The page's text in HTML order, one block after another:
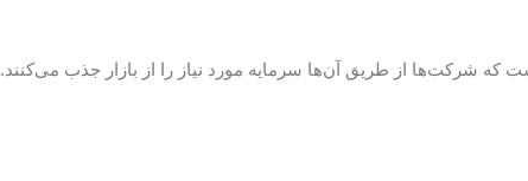
که شرکت‌ها از طریق آن‌ها سرمایه مورد نیاز را از بازار جذب می‌کنند.